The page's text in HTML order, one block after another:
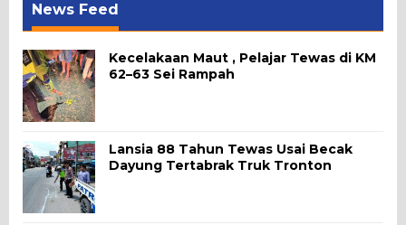
News Feed
Kecelakaan Maut , Pelajar Tewas di KM
62–63 Sei Rampah
Lansia 88 Tahun Tewas Usai Becak
Dayung Tertabrak Truk Tronton